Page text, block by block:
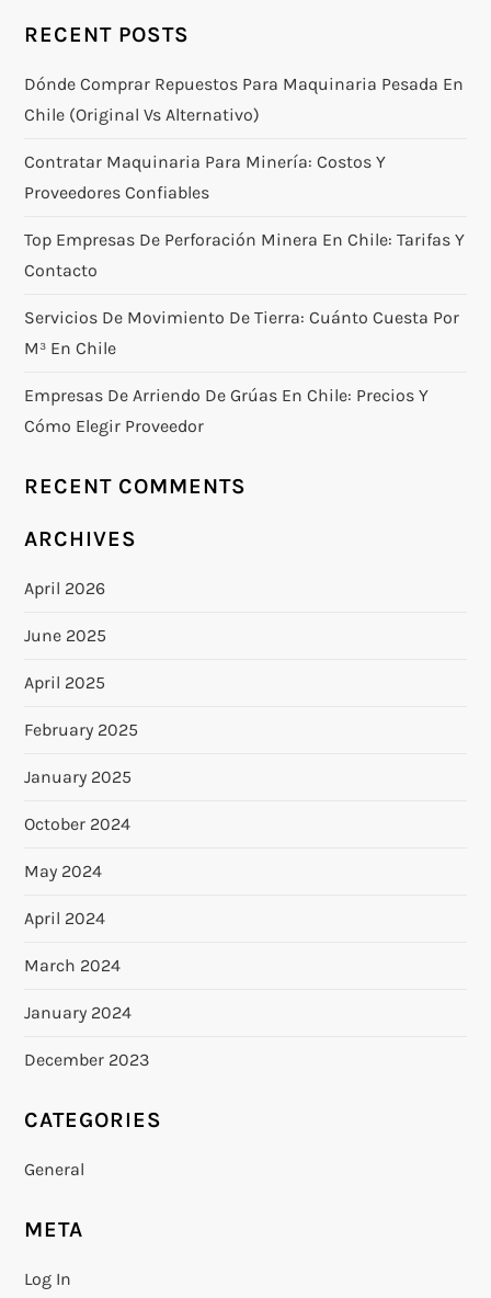
RECENT POSTS
Dónde Comprar Repuestos Para Maquinaria Pesada En
Chile (original Vs Alternativo)
Contratar Maquinaria Para Minería: Costos Y
Proveedores Confiables
Top Empresas De Perforación Minera En Chile: Tarifas Y
Contacto
Servicios De Movimiento De Tierra: Cuánto Cuesta Por
M³ En Chile
Empresas De Arriendo De Grúas En Chile: Precios Y
Cómo Elegir Proveedor
RECENT COMMENTS
ARCHIVES
April 2026
June 2025
April 2025
February 2025
January 2025
October 2024
May 2024
April 2024
March 2024
January 2024
December 2023
CATEGORIES
General
META
Log In